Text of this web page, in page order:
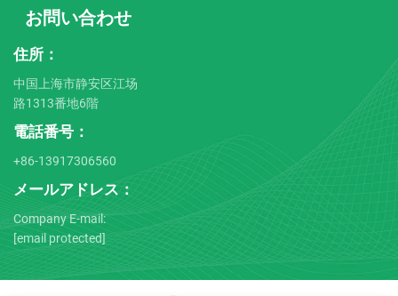
お問い合わせ
住所：
中国上海市静安区江场
路1313番地6階
電話番号：
+86-13917306560
メールアドレス：
Company E-mail:
[email protected]